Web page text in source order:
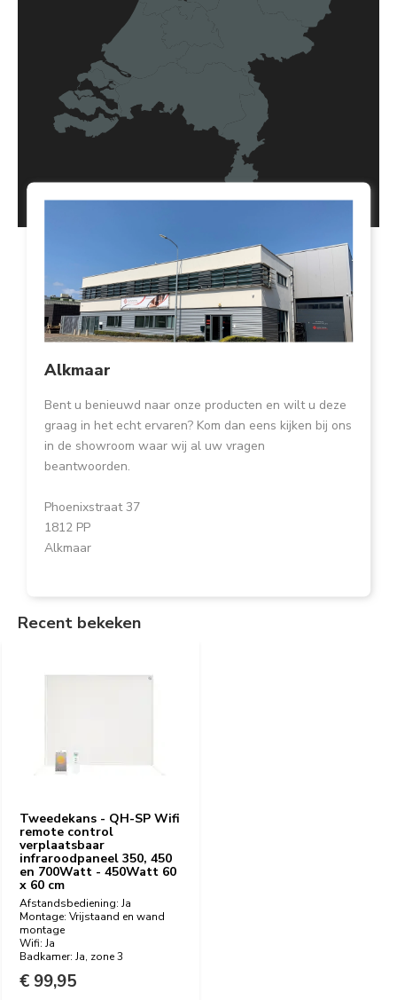
Alkmaar
Bent u benieuwd naar onze producten en wilt u deze
graag in het echt ervaren? Kom dan eens kijken bij ons
in de showroom waar wij al uw vragen
beantwoorden.
Phoenixstraat 37
1812 PP
Alkmaar
Recent bekeken
Tweedekans - QH-SP Wifi
remote control
verplaatsbaar
infraroodpaneel 350, 450
en 700Watt - 450Watt 60
x 60 cm
Afstandsbediening: Ja
Montage: Vrijstaand en wand
montage
Wifi: Ja
Badkamer: Ja, zone 3
€ 99,95